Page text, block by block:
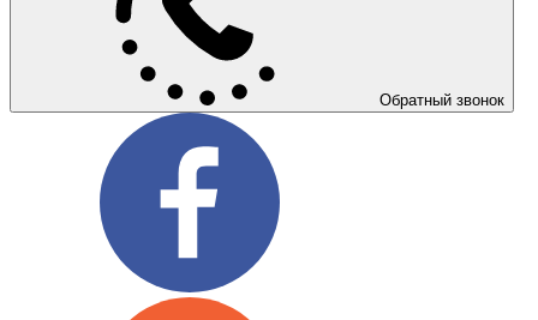
Обратный звонок